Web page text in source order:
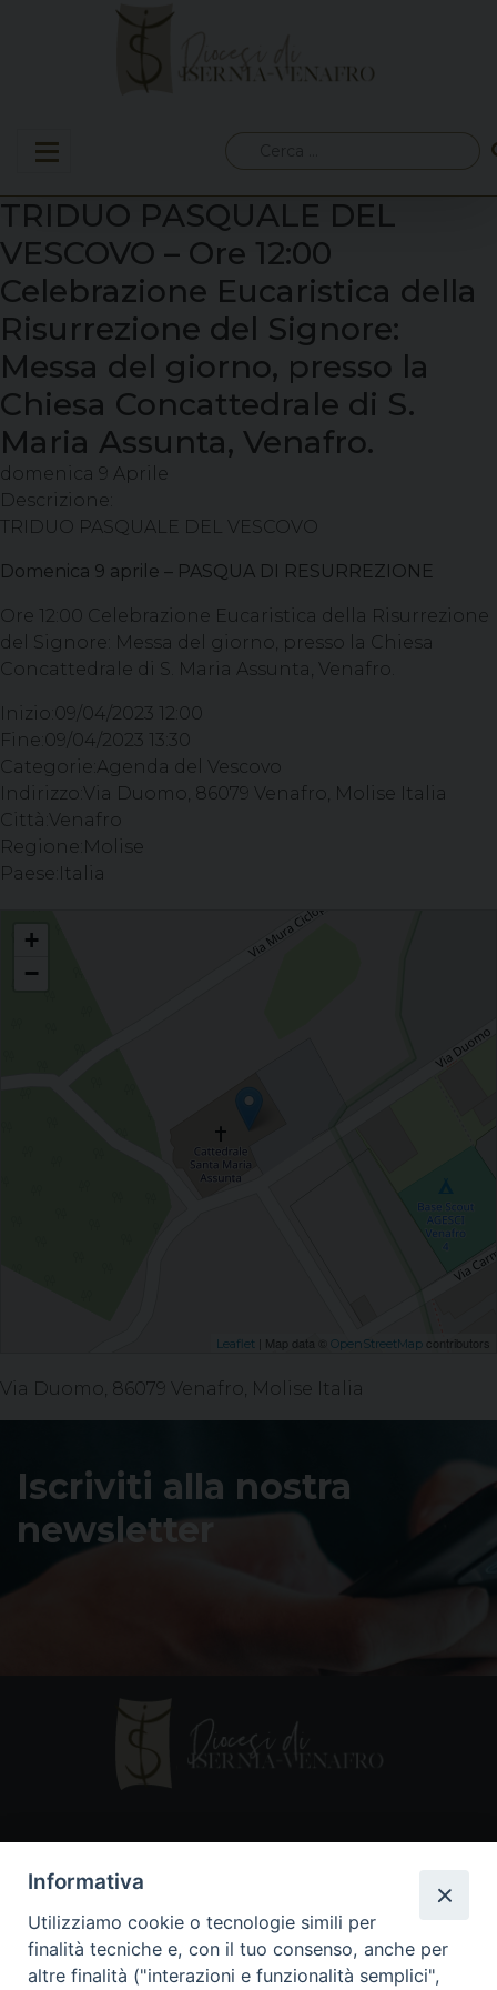
per:
TRIDUO PASQUALE DEL
VESCOVO – Ore 12:00
Celebrazione Eucaristica della
Risurrezione del Signore:
Messa del giorno, presso la
Chiesa Concattedrale di S.
Maria Assunta, Venafro.
domenica 9 Aprile
Descrizione:
TRIDUO PASQUALE DEL VESCOVO
Domenica 9 aprile – PASQUA DI RESURREZIONE
Ore 12:00 Celebrazione Eucaristica della Risurrezione
del Signore: Messa del giorno, presso la Chiesa
Concattedrale di S. Maria Assunta, Venafro.
Inizio: 09/04/2023 12:00
Fine: 09/04/2023 13:30
Categorie: Agenda del Vescovo
Indirizzo: Via Duomo, 86079 Venafro, Molise Italia
Città: Venafro
Regione: Molise
Paese: Italia
TRIDUO PASQUALE DEL VESCOVO - Ore 12:00 Celebrazione Eucaristica
della Risurrezione del Signore: Messa del giorno, presso la Chiesa
+
−
Leaflet | Map data © OpenStreetMap contributors
Via Duomo, 86079 Venafro, Molise Italia
Iscriviti alla nostra
newsletter
86170 Isernia
086550849
segreteria@diocesiiserniavenafro.it
Informativa
Utilizziamo cookie o tecnologie simili per
finalità tecniche e, con il tuo consenso, anche per
altre finalità ("interazioni e funzionalità semplici",